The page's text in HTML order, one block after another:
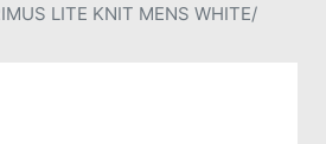
LITE KNIT MENS WHITE/